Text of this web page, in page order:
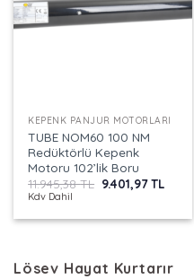
KEPENK PANJUR MOTORLARI
TUBE NOM60 100 NM
Redüktörlü Kepenk
Motoru 102’lik Boru
11.945,38TL Orijinal
fiyat:
9.401,97TL
Kdv Dahil
Lösev Hayat Kurtarır